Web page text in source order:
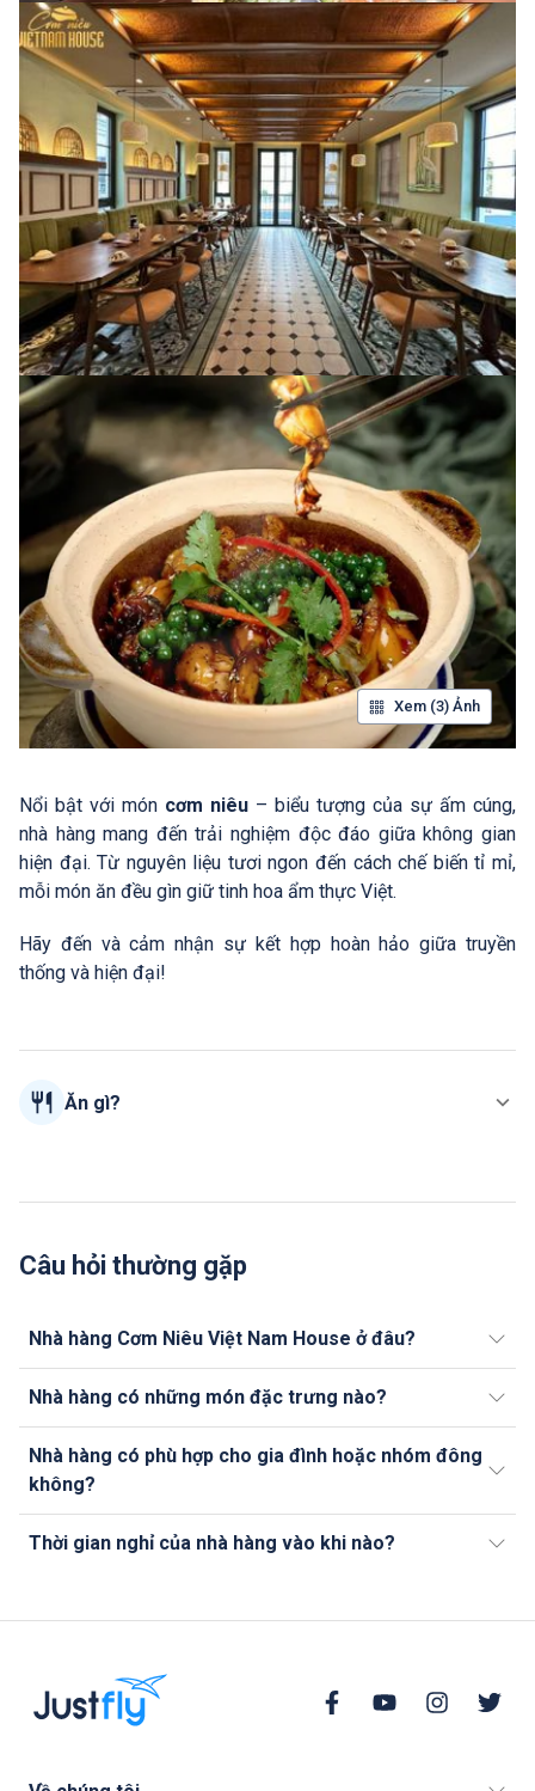
Xem (3) Ảnh
Nổi bật với món cơm niêu – biểu tượng của sự ấm cúng,
nhà hàng mang đến trải nghiệm độc đáo giữa không gian
hiện đại. Từ nguyên liệu tươi ngon đến cách chế biến tỉ mỉ,
mỗi món ăn đều gìn giữ tinh hoa ẩm thực Việt.
Hãy đến và cảm nhận sự kết hợp hoàn hảo giữa truyền
thống và hiện đại!
Ăn gì?
Câu hỏi thường gặp
Nhà hàng Cơm Niêu Việt Nam House ở đâu?
Nhà hàng có những món đặc trưng nào?
Nhà hàng có phù hợp cho gia đình hoặc nhóm đông
không?
Thời gian nghỉ của nhà hàng vào khi nào?